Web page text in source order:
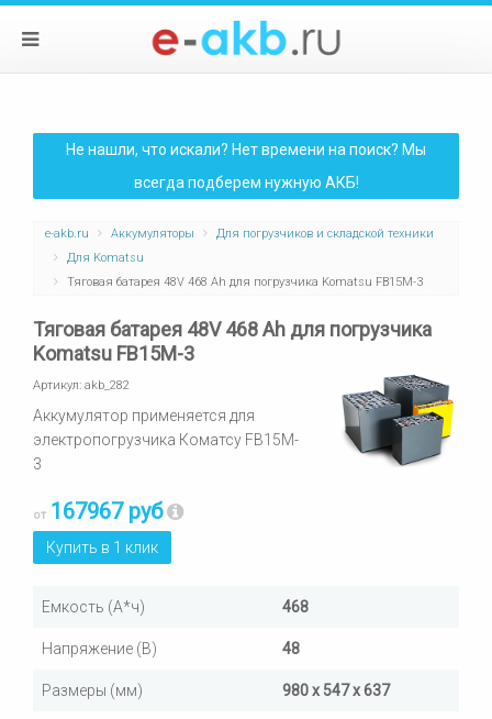
Не нашли, что искали? Нет времени на поиск? Мы
всегда подберем нужную АКБ!
e-akb.ru Аккумуляторы
Для погрузчиков и складской техники
Для Komatsu
Тяговая батарея 48V 468 Ah для погрузчика Komatsu FB15M-3
Тяговая батарея 48V 468 Ah для погрузчика
Komatsu FB15M-3
Артикул: akb_282
Аккумулятор применяется для
электропогрузчика Коматсу FB15M-
3
от 167967 руб
Купить в 1 клик
Емкость (А*ч) 468
Напряжение (В) 48
Размеры (мм) 980 х 547 х 637